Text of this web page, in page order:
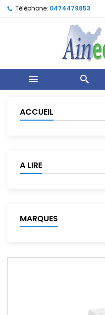
Téléphone: 0474479853
 
ACCUEIL
A LIRE
MARQUES